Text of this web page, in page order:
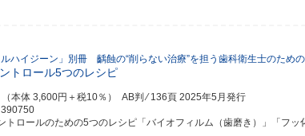
ハイジーン」別冊 齲蝕の“削らない治療”を担う歯科衛生士のための
トロール5つのレシピ
（本体 3,600円＋税10％） AB判 ⁄ 136頁 2025年5月発行
トロールのための5つのレシピ「バイオフィルム（歯磨き）」「フッ